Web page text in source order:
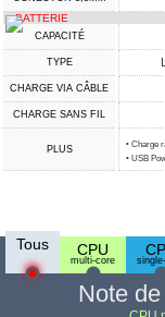
BATTERIE
CAPACITÉ
TYPE
CHARGE VIA CÂBLE
CHARGE SANS FIL
PLUS
• Charge
• USB
Tous CPU
multi-core
Note